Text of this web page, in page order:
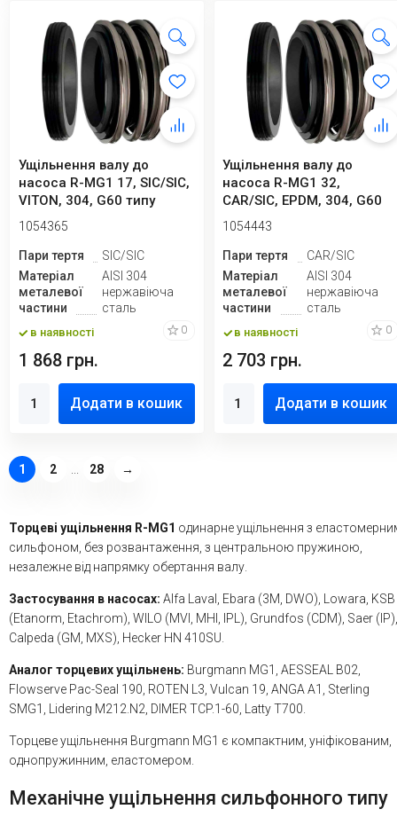
Ущільнення валу до
насоса R-MG1 17, SIC/SIC,
VITON, 304, G60 типу
VULCAN 19, ...
1054365
Пари тертя
SIC/SIC
Матеріал
металевої
частини
AISI 304
нержавіюча
сталь
в наявності 0
1 868 грн.
Додати в кошик
Ущільнення валу до
насоса R-MG1 32,
CAR/SIC, EPDM, 304, G60
1054443
Пари тертя
CAR/SIC
Матеріал
металевої
частини
AISI 304
нержавіюча
сталь
в наявності 0
2 703 грн.
Додати в кошик
1 2 ... 28 →
Торцеві ущільнення R-MG1 одинарне ущільнення з
сильфоном, без розвантаження, з центральною пружиною,
незалежне від напрямку обертання валу.
Застосування в насосах: Alfa Laval, Ebara (3M, DWO), Lowara, KSB
(Etanorm, Etachrom), WILO (MVI, MHI, IPL), Grundfos (CDM), Saer (IP),
Calpeda (GM, MXS), Hecker HN 410SU.
Аналог торцевих ущільнень: Burgmann MG1, AESSEAL B02,
Flowserve Pac-Seal 190, ROTEN L3, Vulcan 19, ANGA A1, Sterling
SMG1, Lidering M212.N2, DIMER TCP.1-60, Latty T700.
Торцеве ущільнення Burgmann MG1 є компактним, уніфікованим,
однопружинним, еластомером.
Механічне ущільнення сильфонного типу